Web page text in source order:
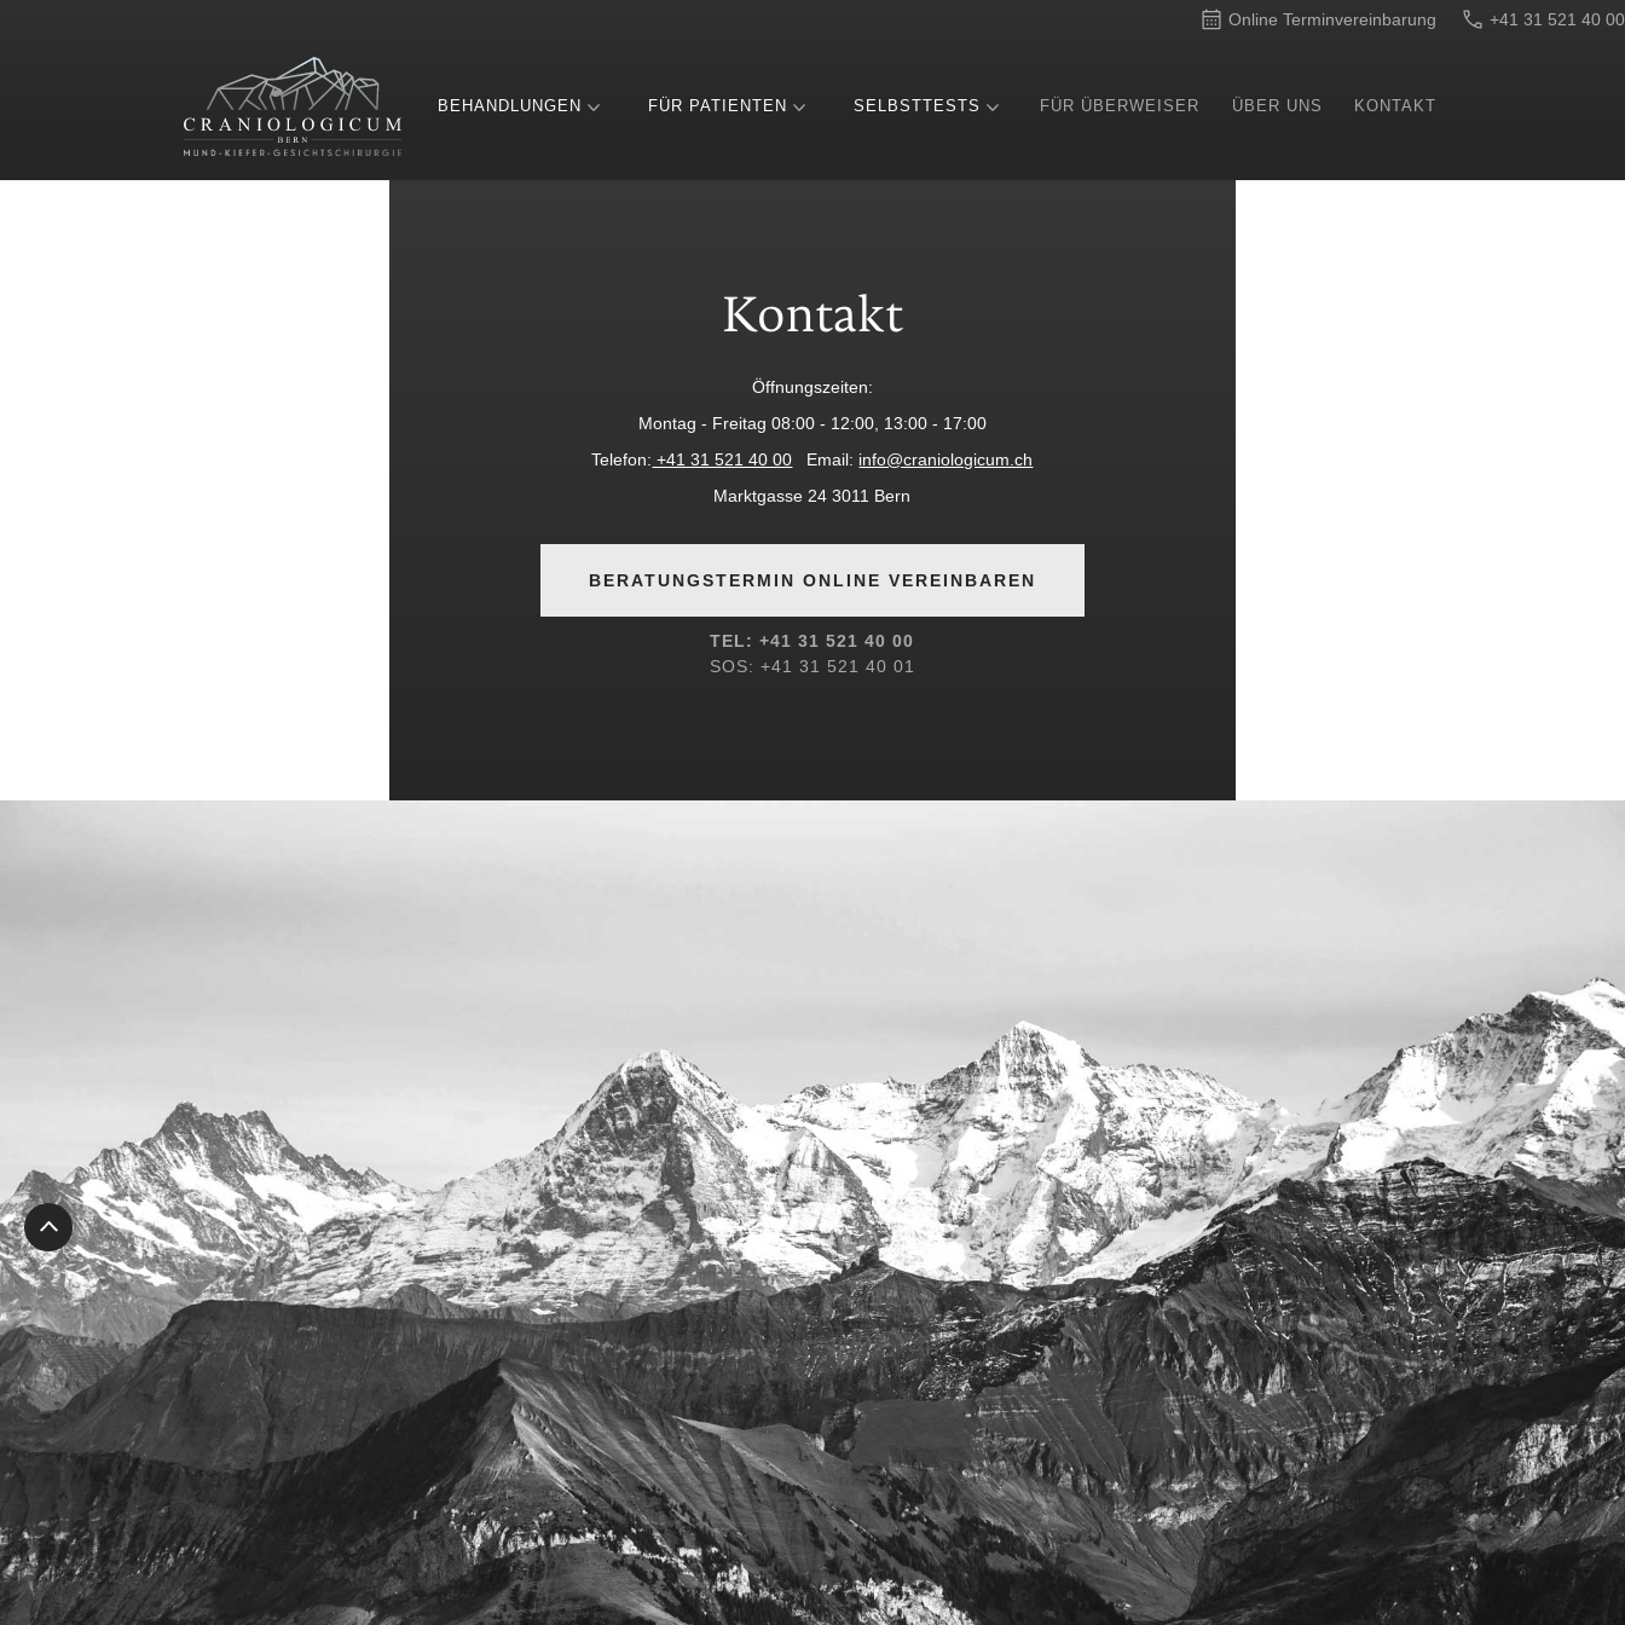
Online Terminvereinbarung +41 31 521 40 00
BEHANDLUNGEN FÜR PATIENTEN SELBSTTESTS FÜR ÜBERWEISER ÜBER UNS KONTAKT
Kontakt
Öffnungszeiten:
Montag - Freitag 08:00 - 12:00, 13:00 - 17:00
Telefon: +41 31 521 40 00 Email: info@craniologicum.ch
Marktgasse 24 3011 Bern
BERATUNGSTERMIN ONLINE VEREINBAREN
TEL: +41 31 521 40 00
SOS: +41 31 521 40 01
ÜBER UNS BEHANDLUNGEN IMPRESSUM KONTAKT
© 2025 CRANIOLOGICUM®